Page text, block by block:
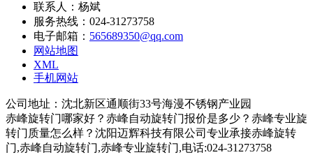
联系人：杨斌
服务热线：024-31273758
电子邮箱： 565689350@qq.com
网站地图
XML
手机网站
公司地址：沈北新区通顺街33号海漫不锈钢产业园
赤峰旋转门哪家好？赤峰自动旋转门报价是多少？赤峰专业旋
转门质量怎么样？沈阳迈辉科技有限公司专业承接赤峰旋转
门,赤峰自动旋转门,赤峰专业旋转门,电话:024-31273758